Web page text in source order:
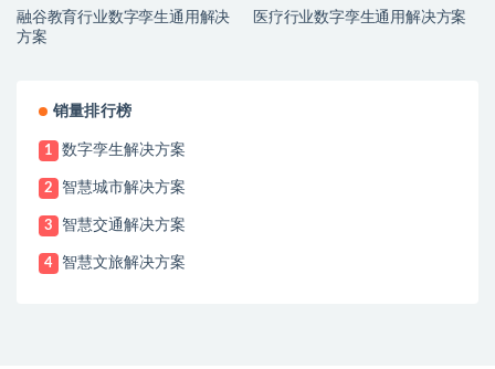
融谷教育行业数字孪生通用解决
方案
医疗行业数字孪生通用解决方案
销量排行榜
1 数字孪生解决方案
2 智慧城市解决方案
3 智慧交通解决方案
4 智慧文旅解决方案